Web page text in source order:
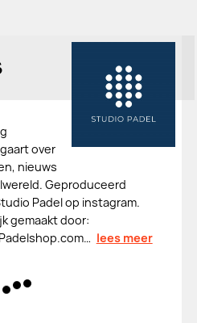
over
nieuws
Geproduceerd
Padel op instagram.
gemaakt door:
lees meer